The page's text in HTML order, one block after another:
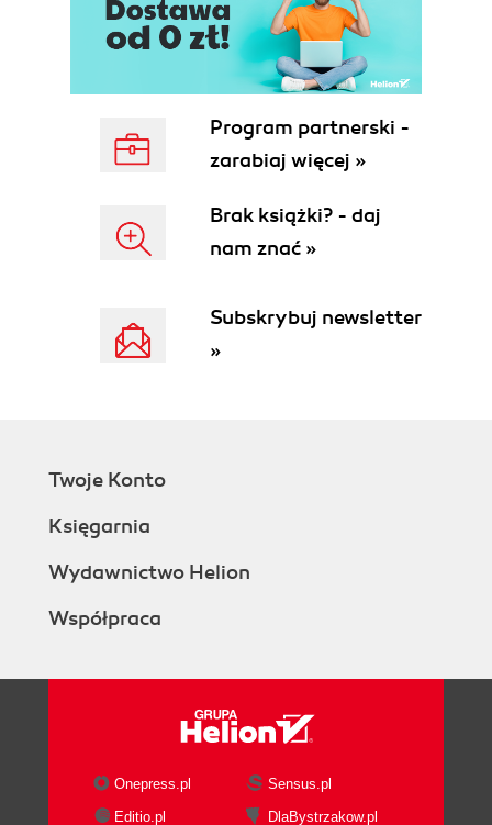
Program partnerski -
zarabiaj więcej »
Brak książki? - daj
nam znać »
Subskrybuj newsletter
»
Twoje Konto
Księgarnia
Wydawnictwo Helion
Współpraca
Onepress.pl
Sensus.pl
Editio.pl
DlaBystrzakow.pl